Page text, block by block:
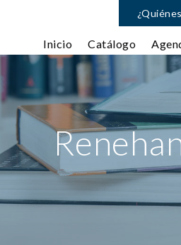
Inicio Catálogo